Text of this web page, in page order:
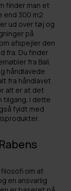
finder man et
end 300 m2
ud over tøj og
på
afspejler den
fra. Du finder
fra Bali.
håndlavede
fra håndlavet
alt er at det
tilgang. I dette
fyldt med
om at
en ansvarlig